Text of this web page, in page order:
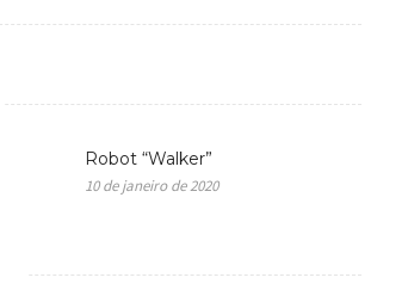
Robot “Walker”
10 de janeiro de 2020